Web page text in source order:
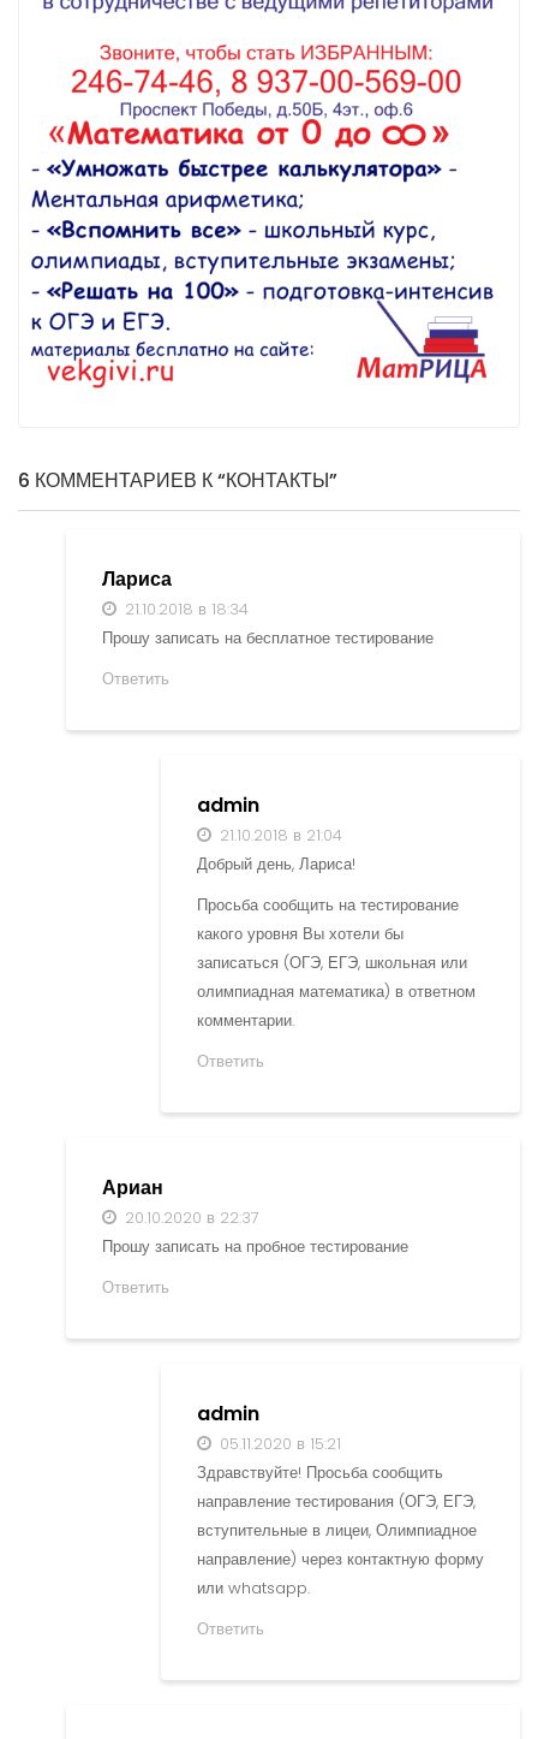
6 КОММЕНТАРИЕВ К “КОНТАКТЫ”
Лариса
21.10.2018 в 18:34
Прошу записать на бесплатное тестирование
Ответить
admin
21.10.2018 в 21:04
Добрый день, Лариса!
Просьба сообщить на тестирование
какого уровня Вы хотели бы
записаться (ОГЭ, ЕГЭ, школьная или
олимпиадная математика) в ответном
комментарии.
Ответить
Ариан
20.10.2020 в 22:37
Прошу записать на пробное тестирование
Ответить
admin
05.11.2020 в 15:21
Здравствуйте! Просьба сообщить
направление тестирования (ОГЭ, ЕГЭ,
вступительные в лицеи, Олимпиадное
направление) через контактную форму
или whatsapp.
Ответить